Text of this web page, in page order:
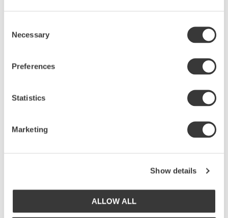
Selection
Necessary
Preferences
Statistics
Marketing
Show details
ALLOW ALL
Påsk
Kategorier
Koppar (4)
Tallrikar (7)
Uppläggningsfat (1)